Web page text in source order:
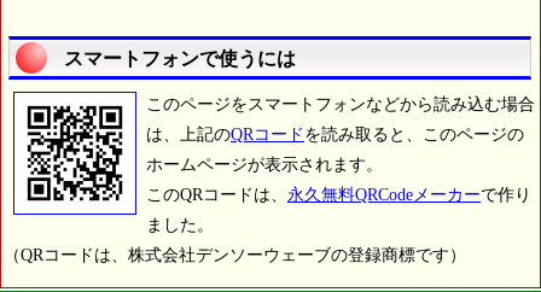
スマートフォンで使うには
このページをスマートフォンなどから読み込む場合
は、上記のQRコード を読み取ると、このページの
ホームページが表示されます。
このQRコードは、 永久無料QRCodeメーカーで作り
ました。
（QRコードは、株式会社デンソーウェーブの登録商標です）